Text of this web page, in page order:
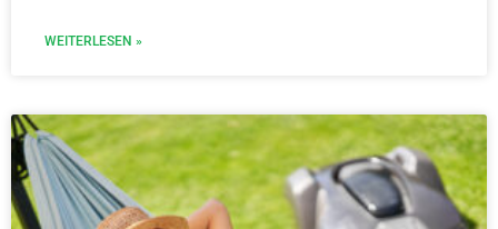
WEITERLESEN »